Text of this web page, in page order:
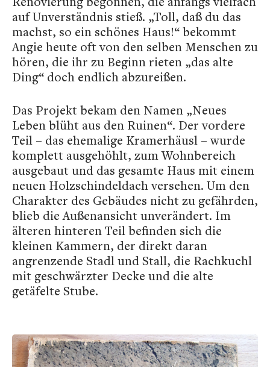
auf Unverständnis stieß. „Toll, daß du das
machst, so ein schönes Haus!“ bekommt
Angie heute oft von den selben Menschen zu
hören, die ihr zu Beginn rieten „das alte
Ding“ doch endlich abzureißen.
Das Projekt bekam den Namen „Neues
Leben blüht aus den Ruinen“. Der vordere
Teil – das ehemalige Kramerhäusl – wurde
komplett ausgehöhlt, zum Wohnbereich
ausgebaut und das gesamte Haus mit einem
neuen Holzschindeldach versehen. Um den
Charakter des Gebäudes nicht zu gefährden,
blieb die Außenansicht unverändert. Im
älteren hinteren Teil befinden sich die
kleinen Kammern, der direkt daran
angrenzende Stadl und Stall, die Rachkuchl
mit geschwärzter Decke und die alte
getäfelte Stube.